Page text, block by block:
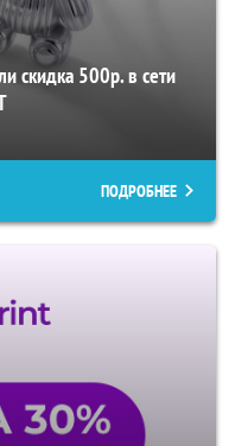
скидка 500р. в сети
ПОДРОБНЕЕ